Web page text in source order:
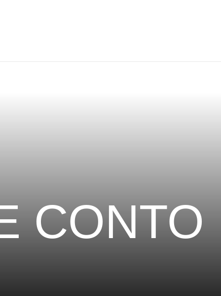
CONTO